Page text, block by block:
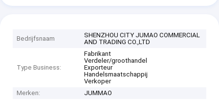
Bedrijfsnaam
SHENZHOU CITY JUMAO COMMERCIAL
AND TRADING CO.,LTD
Type Business:
Fabrikant
Verdeler/groothandel
Exporteur
Handelsmaatschappij
Verkoper
Merken:
JUMMAO